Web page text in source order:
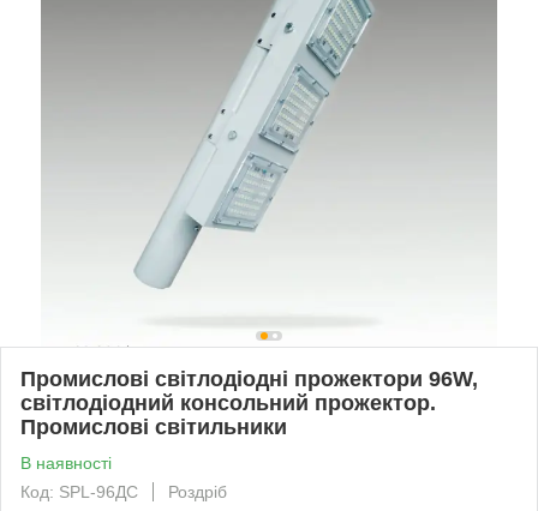
Промислові світлодіодні прожектори 96W,
світлодіодний консольний прожектор.
Промислові світильники
В наявності
Код: SPL-96ДС
Роздріб